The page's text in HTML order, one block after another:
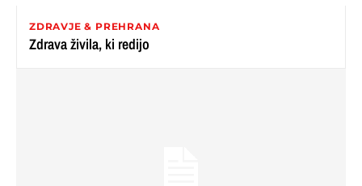
ZDRAVJE & PREHRANA
Zdrava živila, ki redijo